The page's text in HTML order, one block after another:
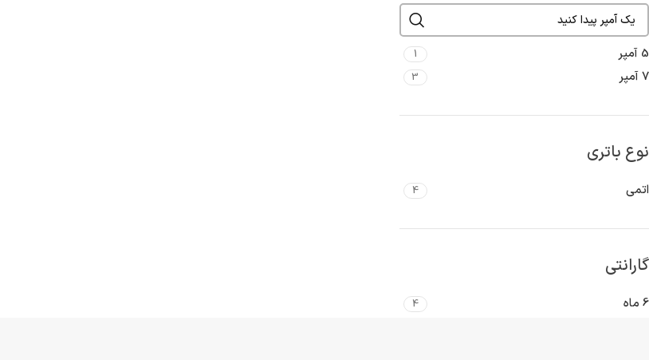
5 آمپر 1
7 آمپر 3
نوع باتری
اتمی 4
گارانتی
6 ماه 4